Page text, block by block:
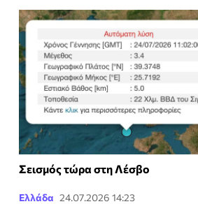
Σεισμός τώρα στη Λέσβο
Ελλάδα 24.07.2026 14:23